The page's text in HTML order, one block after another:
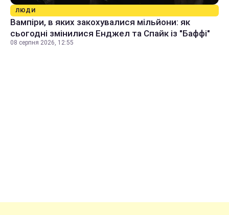
ЛЮДИ
Вампіри, в яких закохувалися мільйони: як
сьогодні змінилися Енджел та Спайк із "Баффі"
08 серпня 2026, 12:55